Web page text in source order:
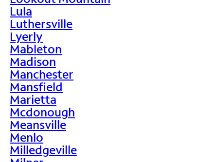
Lula
Luthersville
Lyerly
Mableton
Madison
Manchester
Mansfield
Marietta
Mcdonough
Meansville
Menlo
Milledgeville